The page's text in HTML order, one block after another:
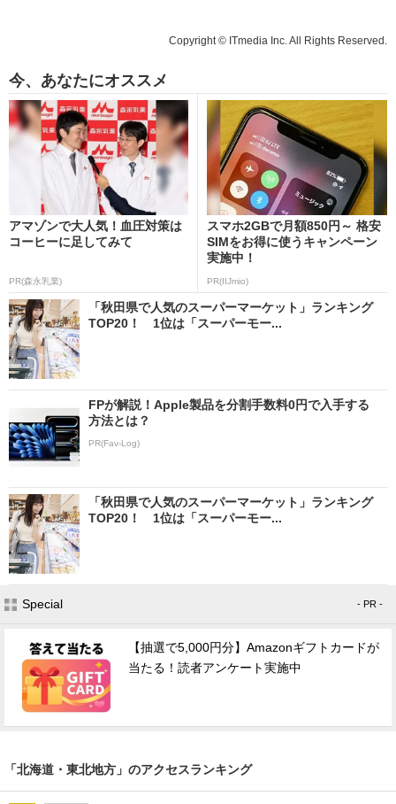
Copyright © ITmedia Inc. All Rights Reserved.
今、あなたにオススメ
アマゾンで大人気！血圧対策は
コーヒーに足してみて
PR(森永乳業)
スマホ2GBで月額850円～ 格安
SIMをお得に使うキャンペーン
実施中！
PR(IIJmio)
「秋田県で人気のスーパーマーケット」ランキング
TOP20！ 1位は「スーパーモー...
FPが解説！Apple製品を分割手数料0円で入手する
方法とは？
PR(Fav-Log)
「秋田県で人気のスーパーマーケット」ランキング
TOP20！ 1位は「スーパーモー...
Special - PR -
【抽選で5,000円分】Amazonギフトカードが
当たる！読者アンケート実施中
「北海道・東北地方」のアクセスランキング